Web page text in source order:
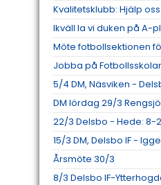
Kvalitetsklubb: Hjälp
Ikväll la vi duken på A-
Möte fotbollsektionen
Jobba på
5/4 DM, Näsviken -
DM lördag 29/3
22/3 Delsbo - Hede: 8-
15/3 DM, Delsbo IF -
Årsmöte 30/3
8/3 Delsbo IF-